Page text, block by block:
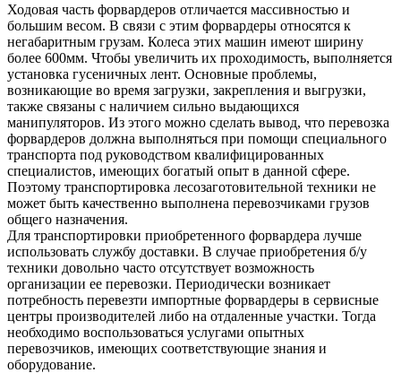
Ходовая часть форвардеров отличается массивностью и
большим весом. В связи с этим форвардеры относятся к
негабаритным грузам. Колеса этих машин имеют ширину
более 600мм. Чтобы увеличить их проходимость, выполняется
установка гусеничных лент. Основные проблемы,
возникающие во время загрузки, закрепления и выгрузки,
также связаны с наличием сильно выдающихся
манипуляторов. Из этого можно сделать вывод, что перевозка
форвардеров должна выполняться при помощи специального
транспорта под руководством квалифицированных
специалистов, имеющих богатый опыт в данной сфере.
Поэтому транспортировка лесозаготовительной техники не
может быть качественно выполнена перевозчиками грузов
общего назначения.
Для транспортировки приобретенного форвардера лучше
использовать службу доставки. В случае приобретения б/у
техники довольно часто отсутствует возможность
организации ее перевозки. Периодически возникает
потребность перевезти импортные форвардеры в сервисные
центры производителей либо на отдаленные участки. Тогда
необходимо воспользоваться услугами опытных
перевозчиков, имеющих соответствующие знания и
оборудование.